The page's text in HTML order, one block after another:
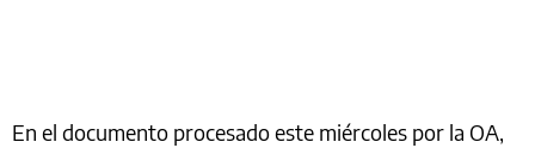
En el documento procesado este miércoles por la OA,